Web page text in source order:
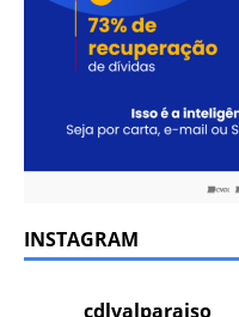
INSTAGRAM
cdlvalparaiso